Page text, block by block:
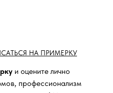
НА ПРИМЕРКУ
и оцените лично
профессионализм